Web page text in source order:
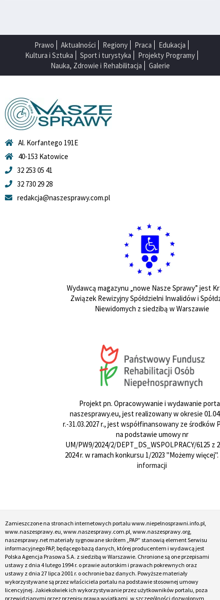
Prawo Aktualności Regiony Praca
Edukacja
Kultura i Sztuka
Sport i turystyka
Projekty Programy
Nauka, Zdrowie i Rehabilitacja
Galerie
Al. Korfantego 191E
40-153 Katowice
32 253 05 41
32 730 29 28
redakcja@naszesprawy.com.pl
Wydawcą magazynu „nowe Nasze Sprawy” jest
Związek Rewizyjny Spółdzielni Inwalidów i
Niewidomych z siedzibą w Warszawie
Projekt pn. Opracowywanie i wydawanie
naszesprawy.eu, jest realizowany w okresie
r.-31.03.2027 r., jest współfinansowany ze środków
na podstawie umowy nr
UM/PW9/2024/2/DEPT_DS_WSPOLPRACY/6125 z
2024 r. w ramach konkursu 1/2023 "Możemy więcej".
informacji
Zamieszczone na stronach internetowych portalu www.niepelnosprawni.info.pl,
www.naszesprawy.eu, www.naszesprawy.com.pl, www.naszesprawy.org,
naszesprawy.net materiały sygnowane skrótem „PAP” stanowią element Serwisu
informacyjnego PAP, będącego bazą danych, której producentem i wydawcą jest
Polska Agencja Prasowa S.A. z siedzibą w Warszawie. Chronione są one przepisami
ustawy z dnia 4 lutego 1994 r. o prawie autorskim i prawach pokrewnych oraz
ustawy z dnia 27 lipca 2001 r. o ochronie baz danych. Powyższe materiały
wykorzystywane są przez właściciela portalu na podstawie stosownej umowy
licencyjnej. Jakiekolwiek ich wykorzystywanie przez użytkowników portalu, poza
przewidzianymi przez przepisy prawa wyjątkami, w szczególności dozwolonym